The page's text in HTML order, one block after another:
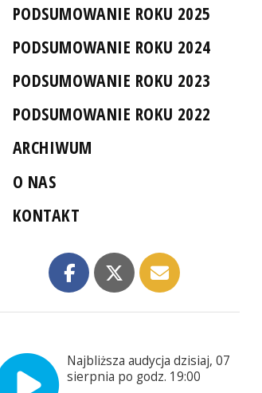
PODSUMOWANIE ROKU 2025
PODSUMOWANIE ROKU 2024
PODSUMOWANIE ROKU 2023
PODSUMOWANIE ROKU 2022
ARCHIWUM
O NAS
KONTAKT
Najbliższa audycja dzisiaj, 07
sierpnia po godz. 19:00